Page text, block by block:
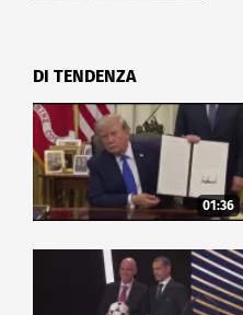
DI TENDENZA
01:36